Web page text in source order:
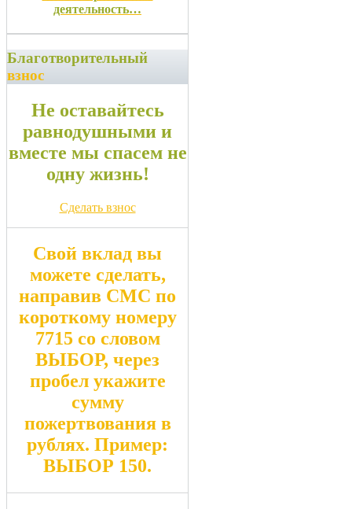
деятельность…
Благотворительный
взнос
Не оставайтесь
равнодушными и
вместе мы спасем не
одну жизнь!
Сделать взнос
Свой вклад вы
можете сделать,
направив СМС по
короткому номеру
7715 со словом
ВЫБОР, через
пробел укажите
сумму
пожертвования в
рублях. Пример:
ВЫБОР 150.